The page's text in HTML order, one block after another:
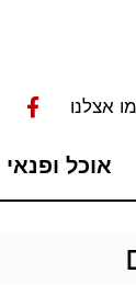
אצלנו
אוכל ופנאי